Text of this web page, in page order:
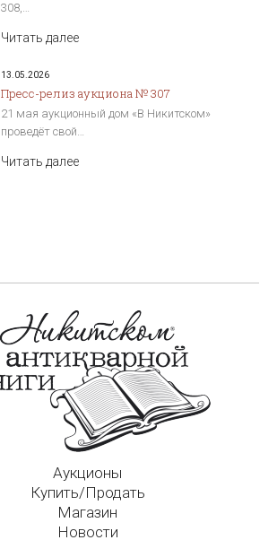
308,…
Читать далее
13.05.2026
Пресс-релиз аукциона № 307
21 мая аукционный дом «В Никитском»
проведёт свой…
Читать далее
Аукционы
Купить/Продать
Магазин
Новости